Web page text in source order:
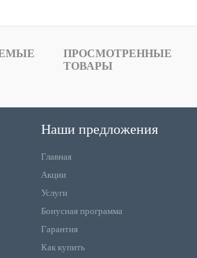
ПРОСМОТРЕННЫЕ
ТОВАРЫ
Наши предложения
Главная
Акции
Услуги
Бонусная программа
Гарантия
Как купить